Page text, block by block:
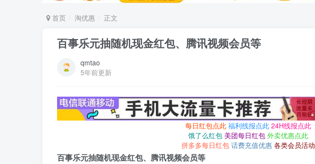
首页 淘优惠 正文
百事乐元抽随机现金红包、腾讯视频会员等
qmtao
5年前更新
每日红包点此 福利线报点此 24H线报点此
饿了么红包 美团每日红包 外卖优惠点此
拼多多每日红包 话费充值优惠 各类会员活动
百事乐元抽随机现金红包、腾讯视频会员等